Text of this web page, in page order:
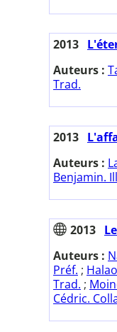
2013
Auteurs :
Trad.
2013
Auteurs :
Benjamin.
2013
Auteurs :
Préf. ;
Trad. ;
Cédric.